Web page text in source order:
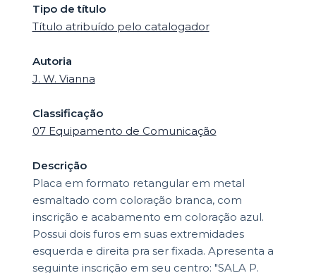
Tipo de título
Título atribuído pelo catalogador
Autoria
J. W. Vianna
Classificação
07 Equipamento de Comunicação
Descrição
Placa em formato retangular em metal
esmaltado com coloração branca, com
inscrição e acabamento em coloração azul.
Possui dois furos em suas extremidades
esquerda e direita pra ser fixada. Apresenta a
seguinte inscrição em seu centro: "SALA P.